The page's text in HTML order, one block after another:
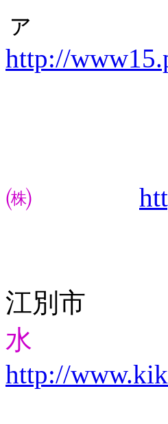
http://
（醤油
㈱
あっぱ
江別市
水
http://
札幌ラ